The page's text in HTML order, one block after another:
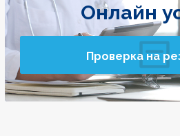
Онлайн
Проверка на